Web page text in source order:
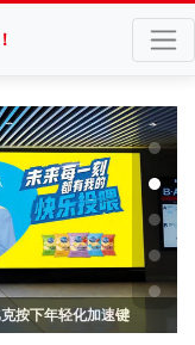
按下年轻化加速键